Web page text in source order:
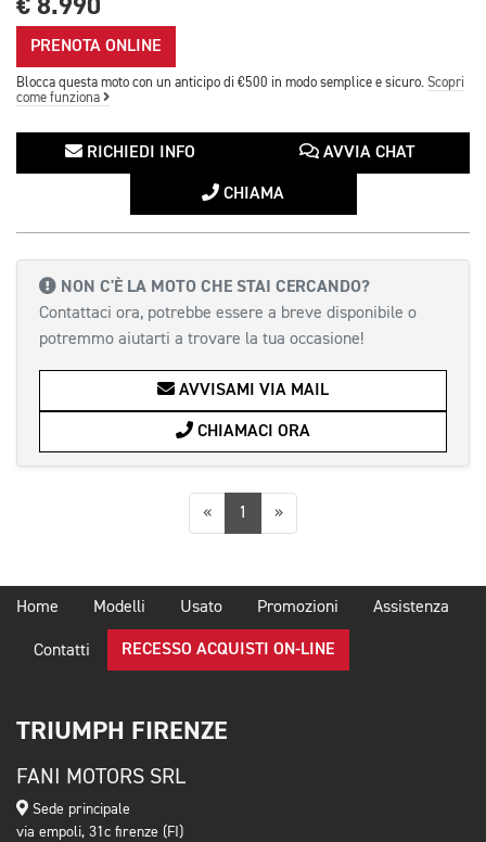
PRENOTA ONLINE
Blocca questa moto con un anticipo di €500 in modo semplice e sicuro. Scopri
come funziona
RICHIEDI INFO AVVIA CHAT
CHIAMA
NON C'È LA MOTO CHE STAI CERCANDO?
Contattaci ora, potrebbe essere a breve disponibile o
potremmo aiutarti a trovare la tua occasione!
AVVISAMI VIA MAIL
CHIAMACI ORA
«Precedente
1 »Successiva
Home Modelli Usato Promozioni Assistenza
Contatti RECESSO ACQUISTI ON-LINE
TRIUMPH FIRENZE
FANI MOTORS SRL
Sede principale
via empoli, 31c firenze (FI)